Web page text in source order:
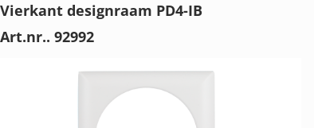
Vierkant designraam PD4-IB
Art.nr.. 92992